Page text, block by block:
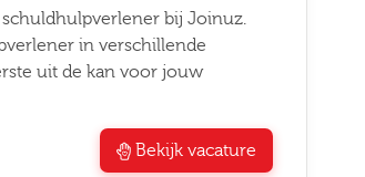
schuldhulpverlener bij Joinuz.
in verschillende
uit de kan voor jouw
Bekijk vacature